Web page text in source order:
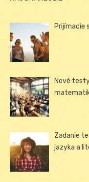
Prijímacie
Nové
Zadanie
jazyka a